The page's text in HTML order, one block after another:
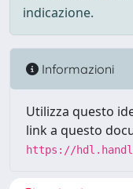
indicazione.
Informazioni
Utilizza questo
link a questo
https://